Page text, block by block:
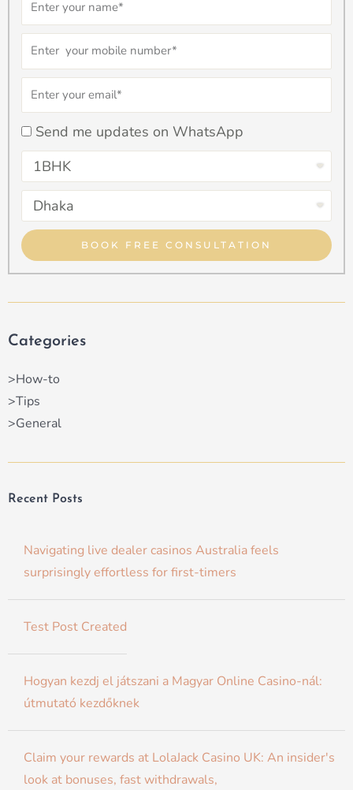
Number
Email
checkbox
Send me updates on WhatsApp
Select
Property
Type
Select
Property
Type
BOOK FREE CONSULTATION
Categories
>How-to
>Tips
>General
Recent Posts
Navigating live dealer casinos Australia feels
surprisingly effortless for first-timers
Test Post Created
Hogyan kezdj el játszani a Magyar Online Casino-nál:
útmutató kezdőknek
Claim your rewards at LolaJack Casino UK: An insider's
look at bonuses, fast withdrawals,